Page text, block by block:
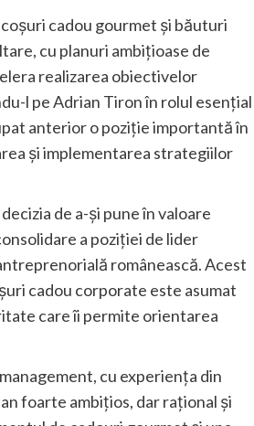
cadou gourmet și băuturi
cu planuri ambițioase de
realizarea obiectivelor
l pe Adrian Tiron în rolul esențial
anterior o poziție importantă în
și implementarea strategiilor
de a-și pune în valoare
a poziției de lider
românească. Acest
cadou corporate este asumat
care îi permite orientarea
cu experiența din
foarte ambițios, dar rațional și